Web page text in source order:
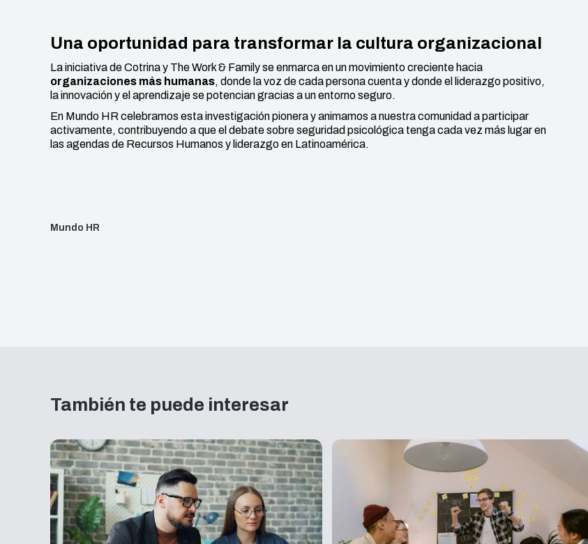
Una oportunidad para transformar la cultura organizacional
La iniciativa de Cotrina y The Work & Family se enmarca en un movimiento creciente hacia
organizaciones más humanas, donde la voz de cada persona cuenta y donde el liderazgo positivo,
la innovación y el aprendizaje se potencian gracias a un entorno seguro.
En Mundo HR celebramos esta investigación pionera y animamos a nuestra comunidad a participar
activamente, contribuyendo a que el debate sobre seguridad psicológica tenga cada vez más lugar en
las agendas de Recursos Humanos y liderazgo en Latinoamérica.
Mundo HR
También te puede interesar